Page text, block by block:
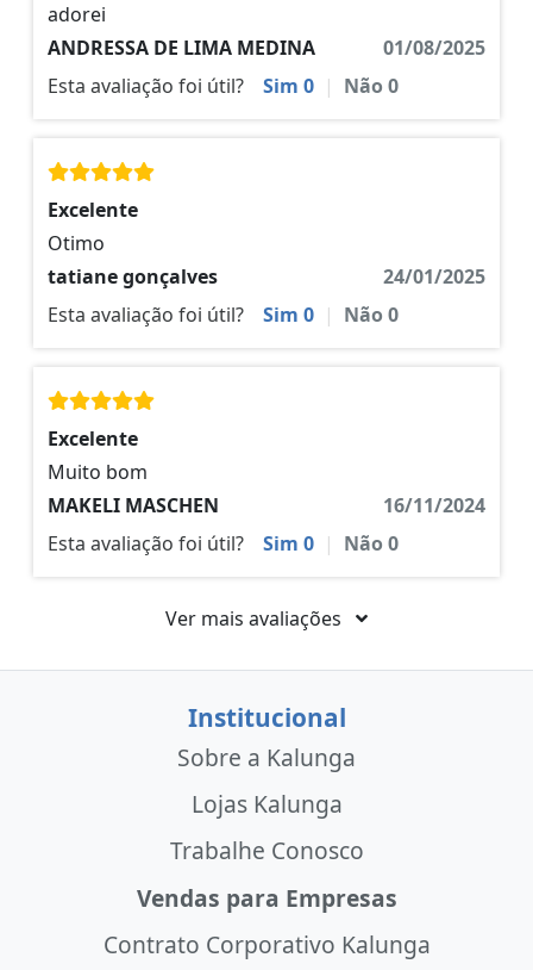
adorei
ANDRESSA DE LIMA MEDINA
01/08/2025
Esta avaliação foi útil?
Sim 0 | Não0
Excelente
Otimo
tatiane gonçalves
24/01/2025
Esta avaliação foi útil?
Sim 0 | Não0
Excelente
Muito bom
MAKELI MASCHEN
16/11/2024
Esta avaliação foi útil?
Sim 0 | Não0
Ver mais avaliações
Institucional
Sobre a Kalunga
Lojas Kalunga
Trabalhe Conosco
Vendas para Empresas
Contrato Corporativo Kalunga